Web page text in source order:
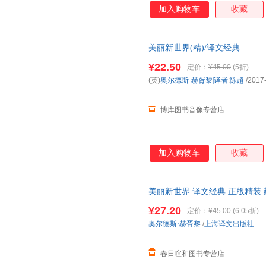
加入购物车 收藏
美丽新世界(精)/译文经典
¥22.50 定价： ¥45.00 (5折)
博库图书音像专营店
(英)奥尔德斯·赫胥黎|译者:陈超 /
加入购物车 收藏
美丽新世界 译文经典 正版精装
当当客服
¥27.20 定价： ¥45.00 (6.05折)
春日喧和图书专营店
奥尔德斯·赫胥黎 /上海译文出版社